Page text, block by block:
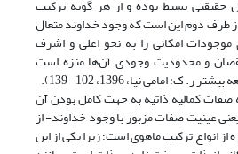
بسیط بوده و از هر گونه ترکیب
طرف دوم این است که وجود خداوند متعال
امکانی را به نحو اعلی و اشرف
و محدودیت وجودی آن‌ها منزه است
ک: امامی نیا، 1396، 102- 139)‏.
کمالیه ذاتیه به جهت کامل بودن آن
عینیت صفات مزبور با وجود خداوند- از
انواع ترکیب ماهوی است؛ زیرا یکی از این